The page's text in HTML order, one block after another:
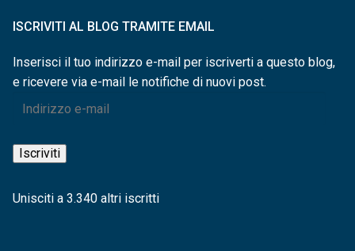
ISCRIVITI AL BLOG TRAMITE EMAIL
Inserisci il tuo indirizzo e-mail per iscriverti a questo blog,
e ricevere via e-mail le notifiche di nuovi post.
Indirizzo
mail
Iscriviti
Unisciti a 3.340 altri iscritti